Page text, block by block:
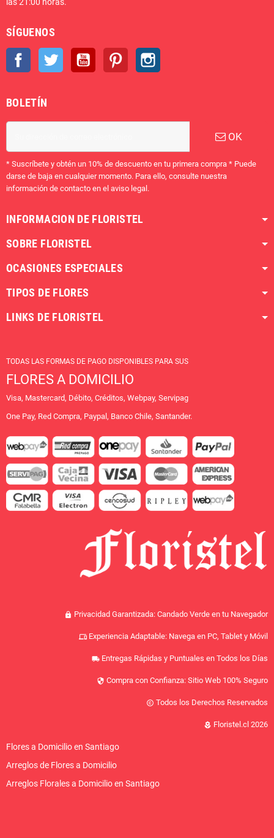
SÍGUENOS
Facebook Twitter YouTube Pinterest
BOLETÍN
OK
* Suscríbete y obtén un 10% de descuento en tu primera compra * Puede
darse de baja en cualquier momento. Para ello, consulte nuestra
información de contacto en el aviso legal.
INFORMACION DE FLORISTEL
SOBRE FLORISTEL
OCASIONES ESPECIALES
TIPOS DE FLORES
LINKS DE FLORISTEL
TODAS LAS FORMAS DE PAGO DISPONIBLES PARA SUS
FLORES A DOMICILIO
Visa, Mastercard, Débito, Créditos, Webpay, Servipag
One Pay, Red Compra, Paypal, Banco Chile, Santander.
lock Privacidad Garantizada: Candado Verde en tu Navegador
devices Experiencia Adaptable: Navega en PC, Tablet y Móvil
local_shipping Entregas Rápidas y Puntuales en Todos los Días
security Compra con Confianza: Sitio Web 100% Seguro
copyright Todos los Derechos Reservados
local_florist Floristel.cl 2026
Flores a Domicilio en Santiago
Arreglos de Flores a Domicilio
Arreglos Florales a Domicilio en Santiago